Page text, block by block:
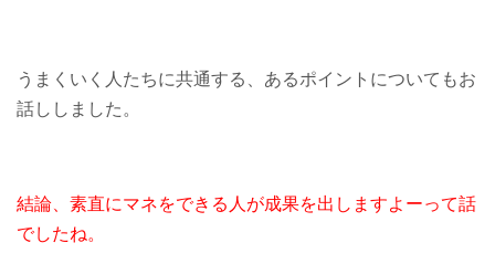
うまくいく人たちに共通する、あるポイントについてもお
話ししました。
結論、素直にマネをできる人が成果を出しますよーって話
でしたね。